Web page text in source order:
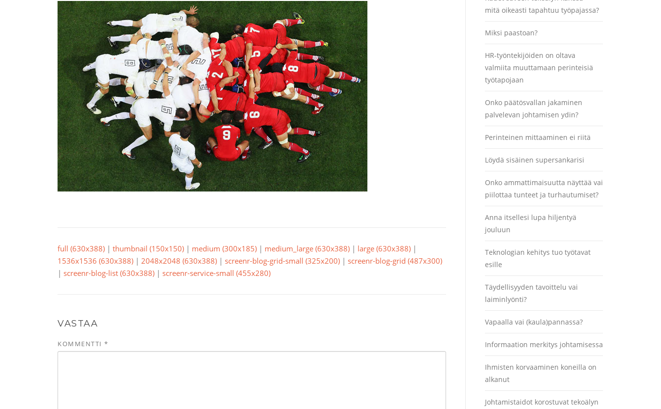
full (630x388) | thumbnail (150x150) | medium (300x185) | medium_large (630x388) | large (630x388) |
1536x1536 (630x388) | 2048x2048 (630x388) | screenr-blog-grid-small (325x200) | screenr-blog-grid (487x300)
| screenr-blog-list (630x388) | screenr-service-small (455x280)
VASTAA
KOMMENTTI *
mitä oikeasti tapahtuu työpajassa?
Miksi paastoan?
HR-työntekijöiden on oltava
valmiita muuttamaan perinteisiä
työtapojaan
Onko päätösvallan jakaminen
palvelevan johtamisen ydin?
Perinteinen mittaaminen ei riitä
Löydä sisäinen supersankarisi
Onko ammattimaisuutta näyttää vai
piilottaa tunteet ja turhautumiset?
Anna itsellesi lupa hiljentyä
jouluun
Teknologian kehitys tuo työtavat
esille
Täydellisyyden tavoittelu vai
laiminlyönti?
Vapaalla vai (kaula)pannassa?
Informaation merkitys johtamisessa
Ihmisten korvaaminen koneilla on
alkanut
Johtamistaidot korostuvat tekoälyn